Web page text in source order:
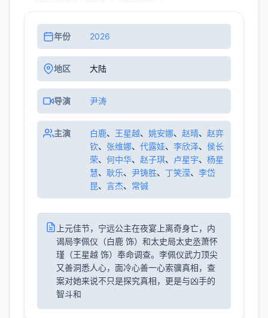
年份 2026
地区 大陆
导演 尹涛
主演 白鹿、 王星越、 姚安娜、 赵晴、 赵弈
钦、 张维娜、 代露娃、 李欣泽、 侯长
荣、 何中华、 赵子琪、 卢星宇、 杨星
慧、 耿乐、 尹铸胜、 丁笑滢、 李岱
昆、 言杰、 常铖
上元佳节，宁远公主在夜宴上离奇身亡，内
谒局李佩仪（白鹿 饰）和太史局太史丞萧怀
瑾（王星越 饰）奉命调查。李佩仪武力顶尖
又善洞悉人心，面冷心善一心索骥真相，查
案对她来说不只是探究真相，更是与凶手的
智斗和